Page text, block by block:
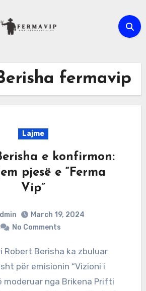
fermavip
Lajme
e konfirmon:
pjesë e “Ferma
Vip”
March 19, 2024
No Comments
për emisionin “Vizioni i
moderuar nga Brikena Prifti